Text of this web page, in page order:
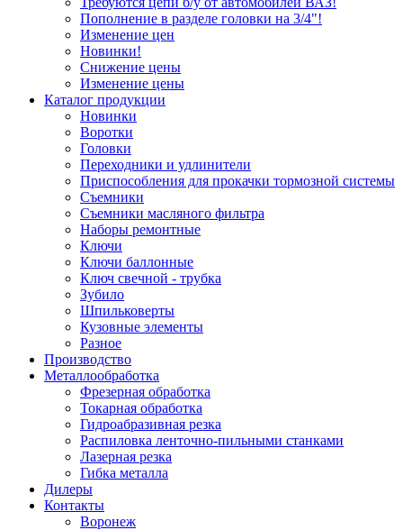
Пополнение в разделе головки на 3/4"!
Изменение цен
Новинки!
Снижение цены
Изменение цены
Каталог продукции
Новинки
Воротки
Головки
Переходники и удлинители
Приспособления для прокачки тормозной системы
Съемники
Съемники масляного фильтра
Наборы ремонтные
Ключи
Ключи баллонные
Ключ свечной - трубка
Зубило
Шпильковерты
Кузовные элементы
Разное
Производство
Металлообработка
Фрезерная обработка
Токарная обработка
Гидроабразивная резка
Распиловка ленточно-пильными станками
Лазерная резка
Гибка металла
Дилеры
Контакты
Воронеж